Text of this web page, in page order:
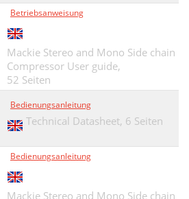
Betriebsanweisung
Mackie Stereo and Mono Side chain
Compressor User guide,
52 Seiten
Bedienungsanleitung
Technical Datasheet, 6 Seiten
Bedienungsanleitung
Mackie Stereo and Mono Side chain